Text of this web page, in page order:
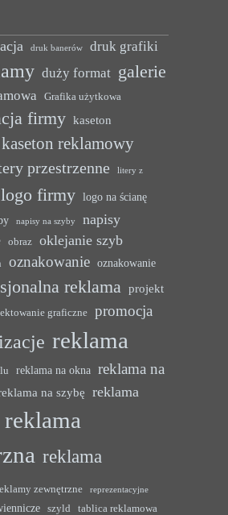
druk banerów druk grafiki
duży format galerie
Grafika użytkowa
firmy kaseton
kaseton reklamowy
przestrzenne litery z
logo firmy logo na ścianę
napisy na szyby
napisy
obraz oklejanie szyb
oznakowanie oznakowanie
reklama projekt
graficzne
promocja
reklama
reklama na okna reklama na
na szybę reklama
reklama
reklama
zewnętrzne reprezentacyjne
szyld tablica reklamowa